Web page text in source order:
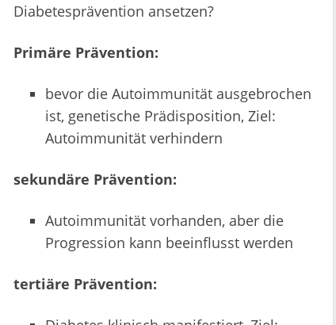
Diabetesprävention ansetzen?
Primäre Prävention:
bevor die Autoimmunität ausgebrochen
ist, genetische Prädisposition, Ziel:
Autoimmunität verhindern
sekundäre Prävention:
Autoimmunität vorhanden, aber die
Progression kann beeinflusst werden
tertiäre Prävention: